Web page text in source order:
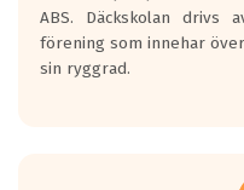
ABS. Däckskolan drivs
förening som innehar
sin ryggrad.